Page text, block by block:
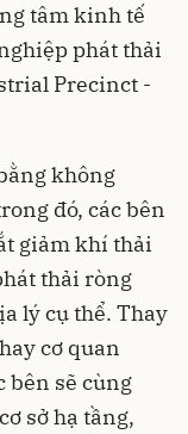
tâm kinh tế
phát thải
Precinct -
không
đó, các bên
giảm khí thải
thải ròng
lý cụ thể. Thay
cơ quan
bên sẽ cùng
sở hạ tầng,